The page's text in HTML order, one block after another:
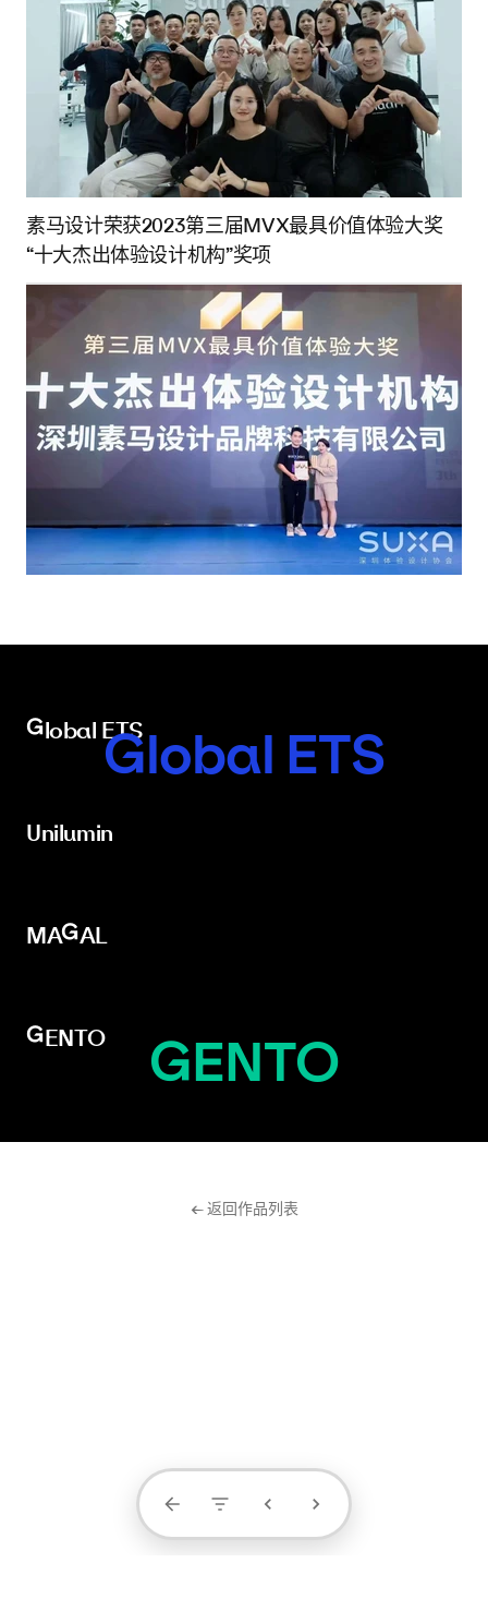
素马设计荣获2023第三届MVX最具价值体验大奖
“十大杰出体验设计机构”奖项
Global ETSGlobal ETS
Unilumin
MAGAL
GENTO GENTO
← 返回作品列表